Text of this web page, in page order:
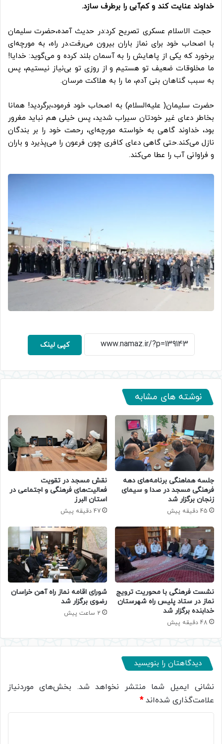
خداوند عنایتکند و کم‌آبی را برطرف سازد.
حجت الاسلام عسکری تصریح کرد:در حدیثآمده،حضرت سلیمان
با اصحاب خود برای نماز باران‌ بیرون می‌رفت.در راه، به مورچه‌ای
برخورد که یکی از پاهایش را به‌آسمان بلند کرده و می‌گوید: خدایا!
ما مخلوقات ضعیفتو هستیم و از روزی تو بی‌نیاز نیستیم، پس
به سبب گناهان بنی آدم، ما را به هلاکت‌ مرسان.
حضرت سلیمان( علیه‌السلام) به اصحاب خود فرمود،برگردید! همانا
بخاطردعای غیر خودتان سیراب شدید، پس خیلی هم نباید مغرور
بود، خداوند گاهی به خواسته مورچه‌ای، رحمت‌ خود را بر بندگان
نازلمی‌کند.حتی گاهی دعایکافری چون‌ فرعونرا می‌پذیرد و باران
و فراوانی آب را عطا می‌کند.
کپی لینک
نوشته های مشابه
جلسه هماهنگی برنامه‌های دهه
فرهنگی مسجد در صدا و سیمای
زنجان برگزار شد
45 دقیقه پیش
نقش مسجد در تقویت
فعالیت‌های فرهنگی و اجتماعی در
استان البرز
47 دقیقه پیش
نشست فرهنگی با محوریت ترویج
نماز در ستاد پلیس راه شهرستان
خدابنده برگزار شد
48 دقیقه پیش
شورای اقامه نماز راه آهن خراسان
رضوی برگزار شد
2 ساعت پیش
دیدگاهتان را بنویسید
نشانی ایمیل شما منتشر نخواهد شد. بخش‌های موردنیاز
علامت‌گذاری شده‌اند*